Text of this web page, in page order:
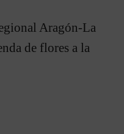
Aragón-La
de flores a la